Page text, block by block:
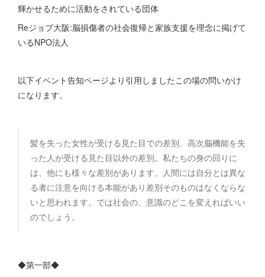
輝かせるために活動をされている団体
Reジョブ大阪:脳損傷者の社会復帰と家族支援を理念に掲げて
いるNPO法人
以下イベント告知ページより引用しましたこの場の問いかけ
になります。
髪を失った女性が受ける見た目での差別、高次脳機能を失
った人が受ける見た目以外の差別。私たちの身の回りに
は、他にも様々な差別があります。人間には自分とは異な
る者に注意を向ける本能があり差別そのものはなくならな
いと思われます。では社会の、意識のどこを変えればいい
のでしょう。
◆第一部◆